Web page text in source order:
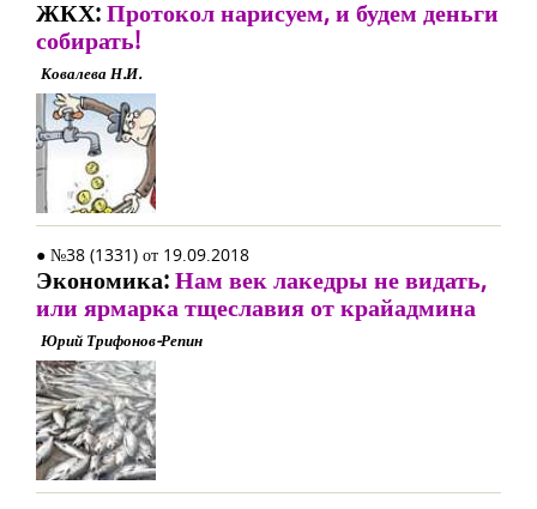
ЖКХ:Протокол нарисуем, и будем деньги
собирать!
Ковалева Н.И.
● №38 (1331) от 19.09.2018
Экономика:Нам век лакедры не видать,
или ярмарка тщеславия от крайадмина
Юрий Трифонов-Репин